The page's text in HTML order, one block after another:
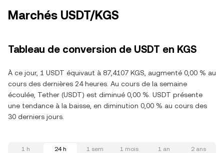
Marchés USDT/KGS
Tableau de conversion de USDT en KGS
À ce jour, 1 USDT équivaut à 87,4107 KGS, augmenté 0,00 % au
cours des dernières 24 heures. Au cours de la semaine
écoulée, Tether (USDT) est diminué 0,00 %. USDT présente
une tendance à la baisse, en diminution 0,00 % au cours des
30 derniers jours.
1 h 24 h 1 sem 1 mois 1 an 2 ans